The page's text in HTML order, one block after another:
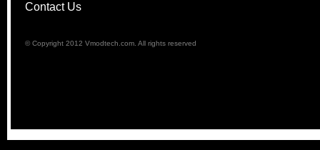
Contact Us
© Copyright 2012 Vmodtech.com. All rights reserved